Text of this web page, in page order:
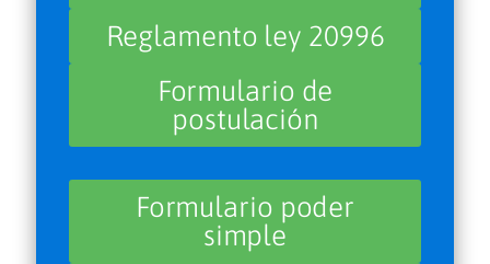
Reglamento ley 20996
Formulario de
postulación
Formulario poder
simple